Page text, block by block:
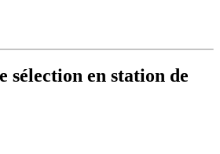
sélection en station de